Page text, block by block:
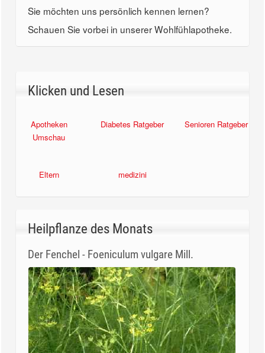
Sie möchten uns persönlich kennen lernen?
Schauen Sie vorbei in unserer Wohlfühlapotheke.
Klicken und Lesen
Apotheken
Umschau
Diabetes Ratgeber Senioren Ratgeber
Eltern medizini
Heilpflanze des Monats
Der Fenchel - Foeniculum vulgare Mill.